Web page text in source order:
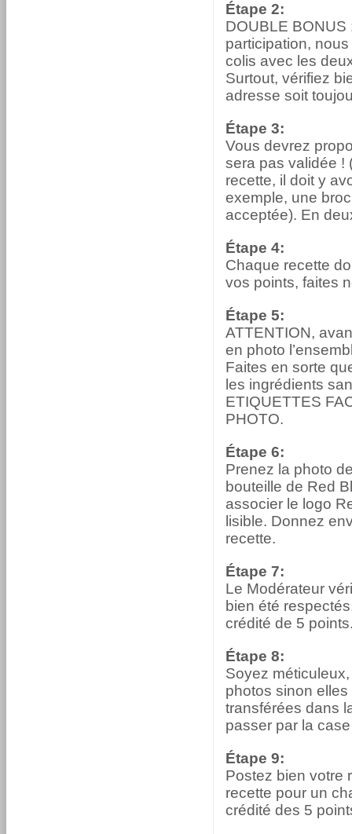
Étape 2:
DOUBLE
participation,
colis avec les
Surtout, vérifiez
adresse soit
Étape 3:
Vous devrez
sera pas validée !
recette, il doit y
exemple, une
acceptée). En
Étape 4:
Chaque recette
vos points, faites
Étape 5:
ATTENTION,
en photo
Faites en sorte
les ingrédients
ETIQUETTES
PHOTO.
Étape 6:
Prenez la photo
bouteille de Red
associer le logo
lisible. Donnez
recette.
Étape 7:
Le Modérateur
bien été
crédité de 5
Étape 8:
Soyez
photos sinon elles
transférées dans
passer par la
Étape 9:
Postez bien votre
recette pour un
crédité des 5